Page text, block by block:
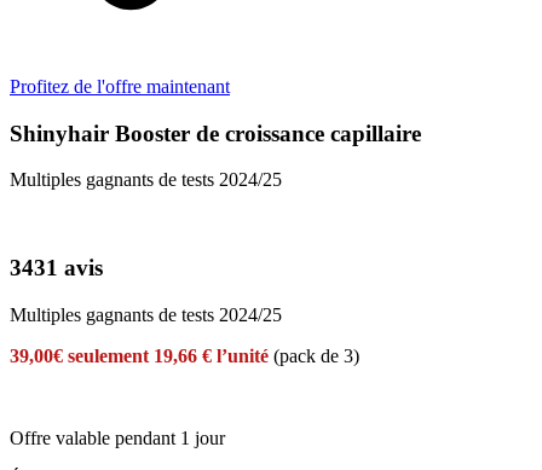
Profitez de l'offre maintenant
Shinyhair Booster de croissance capillaire
Multiples gagnants de tests 2024/25
3431 avis
Multiples gagnants de tests 2024/25
39,00€ seulement 19,66 € l’unité (pack de 3)
Offre valable pendant 1 jour